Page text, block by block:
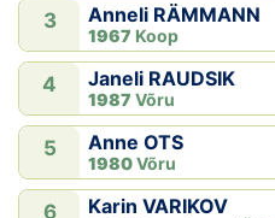
3 Anneli RÄMMANN
1967 Koop
4 Janeli RAUDSIK
1987 Võru
5 Anne OTS
1980Võru
6 Karin VARIKOV